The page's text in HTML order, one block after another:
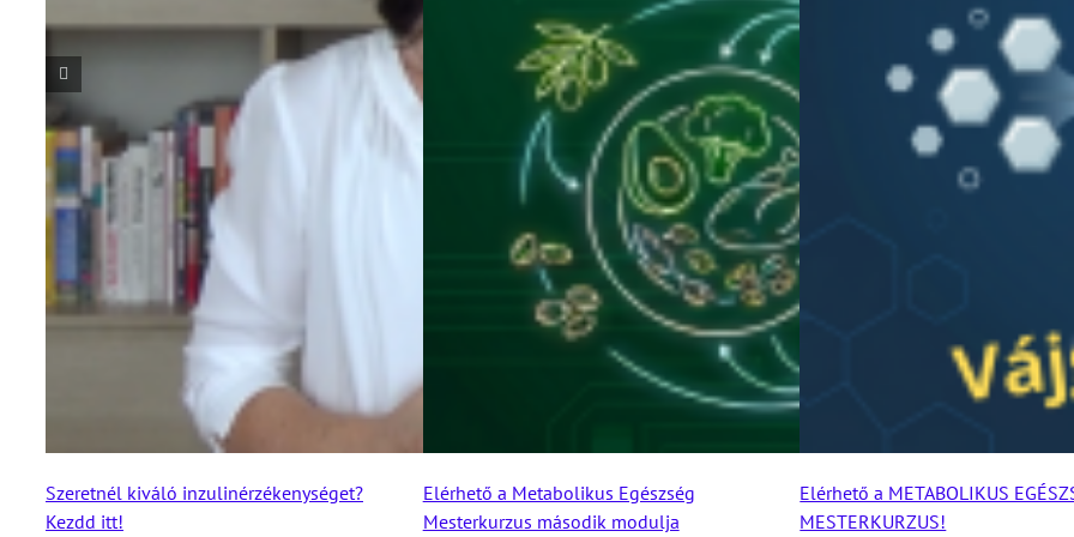
Szeretnél kiváló inzulinérzékenységet?
Kezdd itt!
Elérhető a Metabolikus Egészség
Mesterkurzus második modulja
Elérhető a METABOLIKUS
MESTERKURZUS!